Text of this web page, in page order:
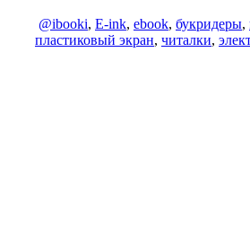
@ibooki, E-ink, ebook, букридеры,
пластиковый экран, читалки,